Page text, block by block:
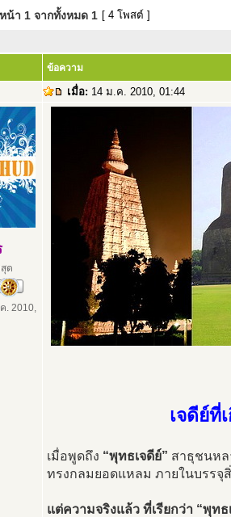
หน้า 1 จากทั้งหมด 1 [ 4 โพสต์ ]
ข้อความ
เมื่อ: 14 ม.ค. 2010, 01:44
ด
. 2010,
เจดีย์ที่
เมื่อพูดถึง “พุทธเจดีย์” สาธุชนหล
ทรงกลมยอดแหลม ภายในบรรจุ
แต่ความจริงแล้ว ที่เรียกว่า “พุท